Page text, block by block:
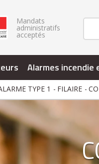
Mandats
administratifs
acceptés
Alarmes incendie
TYPE 1 FILAIRE